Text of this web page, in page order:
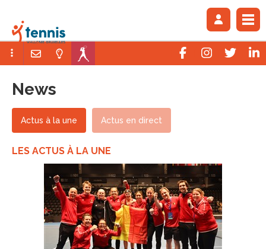
News
Actus à la une Actus en direct
LES ACTUS À LA UNE